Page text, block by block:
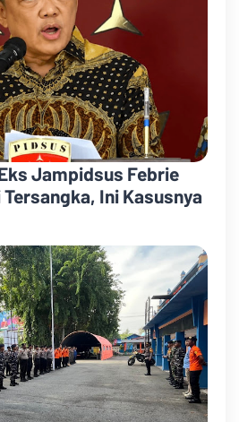
Jampidsus Febrie
Ini Kasusnya